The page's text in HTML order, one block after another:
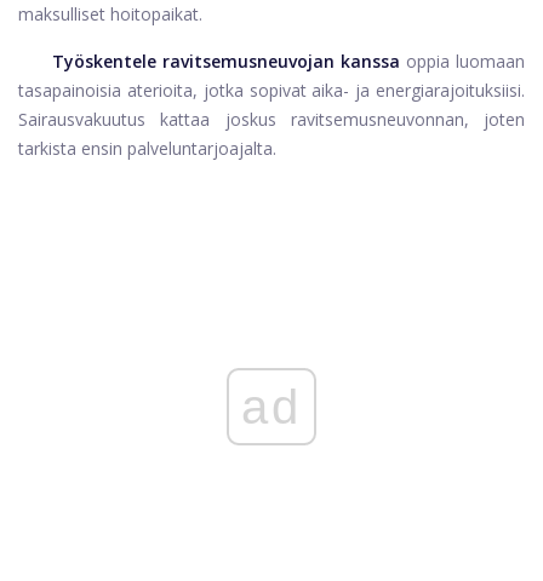
maksulliset hoitopaikat.
Työskentele ravitsemusneuvojan kanssa oppia luomaan
tasapainoisia aterioita, jotka sopivat aika- ja energiarajoituksiisi.
Sairausvakuutus kattaa joskus ravitsemusneuvonnan, joten
tarkista ensin palveluntarjoajalta.
ad